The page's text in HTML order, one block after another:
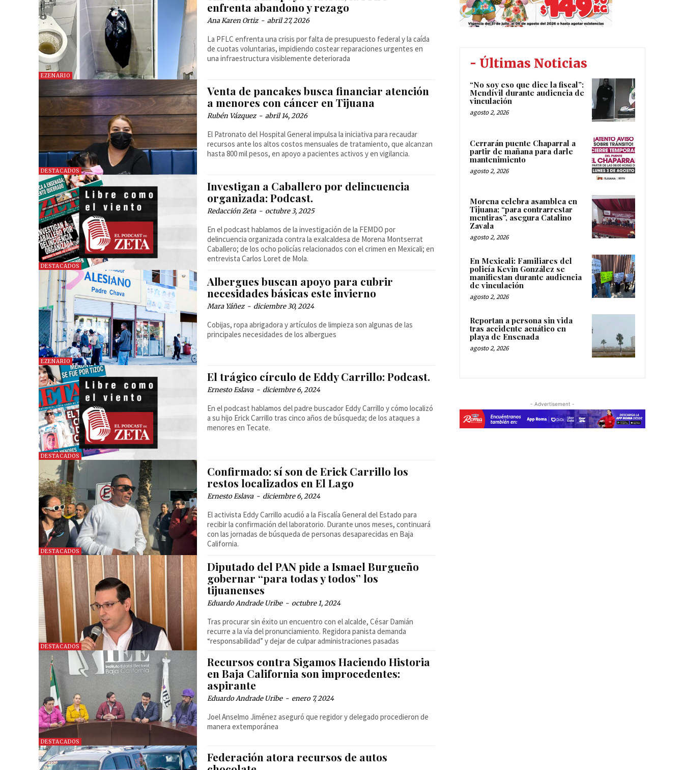
EZENARIO
enfrenta abandono y rezago
Ana Karen Ortiz - abril 27, 2026
La PFLC enfrenta una crisis por falta de presupuesto federal y la caída
de cuotas voluntarias, impidiendo costear reparaciones urgentes en
una infraestructura visiblemente deteriorada
DESTACADOS
Venta de pancakes busca financiar atención
a menores con cáncer en Tijuana
Rubén Vázquez - abril 14, 2026
El Patronato del Hospital General impulsa la iniciativa para recaudar
recursos ante los altos costos mensuales de tratamiento, que alcanzan
hasta 800 mil pesos, en apoyo a pacientes activos y en vigilancia.
DESTACADOS
Investigan a Caballero por delincuencia
organizada: Podcast.
Redacción Zeta - octubre 3, 2025
En el podcast hablamos de la investigación de la FEMDO por
delincuencia organizada contra la exalcaldesa de Morena Montserrat
Caballero; de los ocho policías relacionados con el crimen en Mexicali; en
entrevista Carlos Loret de Mola.
EZENARIO
Albergues buscan apoyo para cubrir
necesidades básicas este invierno
Mara Yáñez - diciembre 30, 2024
Cobijas, ropa abrigadora y artículos de limpieza son algunas de las
principales necesidades de los albergues
DESTACADOS
El trágico círculo de Eddy Carrillo: Podcast.
Ernesto Eslava - diciembre 6, 2024
En el podcast hablamos del padre buscador Eddy Carrillo y cómo localizó
a su hijo Erick Carrillo tras cinco años de búsqueda; de los ataques a
menores en Tecate.
DESTACADOS
Confirmado: sí son de Erick Carrillo los
restos localizados en El Lago
Ernesto Eslava - diciembre 6, 2024
El activista Eddy Carrillo acudió a la Fiscalía General del Estado para
recibir la confirmación del laboratorio. Durante unos meses, continuará
con las jornadas de búsqueda de personas desaparecidas en Baja
California.
DESTACADOS
Diputado del PAN pide a Ismael Burgueño
gobernar “para todas y todos” los
tijuanenses
Eduardo Andrade Uribe - octubre 1, 2024
Tras procurar sin éxito un encuentro con el alcalde, César Damián
recurre a la vía del pronunciamiento. Regidora panista demanda
“responsabilidad” y dejar de culpar administraciones pasadas
DESTACADOS
Recursos contra Sigamos Haciendo Historia
en Baja California son improcedentes:
aspirante
Eduardo Andrade Uribe - enero 7, 2024
Joel Anselmo Jiménez aseguró que regidor y delegado procedieron de
manera extemporánea
Federación atora recursos de autos
- Últimas Noticias
“No soy eso que dice la fiscal”:
Mendívil durante audiencia de
vinculación
agosto 2, 2026
Cerrarán puente Chaparral a
partir de mañana para darle
mantenimiento
agosto 2, 2026
Morena celebra asamblea en
Tijuana; “para contrarrestar
mentiras”, asegura Catalino
Zavala
agosto 2, 2026
En Mexicali: Familiares del
policía Kevin González se
manifiestan durante audiencia
de vinculación
agosto 2, 2026
Reportan a persona sin vida
tras accidente acuático en
playa de Ensenada
agosto 2, 2026
- Advertisement -